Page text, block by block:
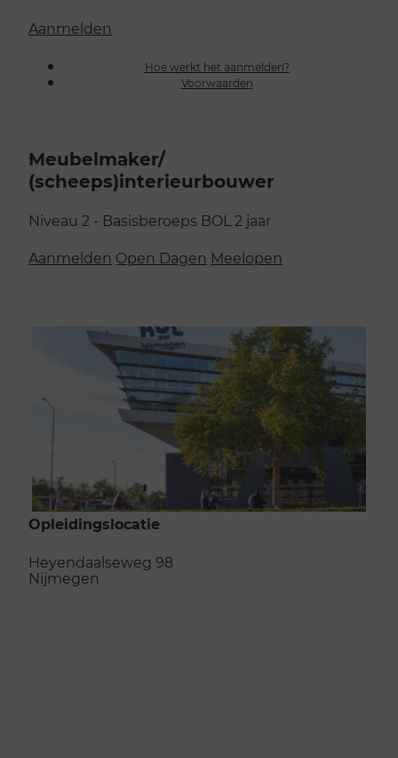
Aanmelden
Hoe werkt het aanmelden?
Voorwaarden
Meubelmaker/​
(scheeps)interieurbouwer
Niveau 2 - Basisberoeps BOL 2 jaar
Aanmelden Open Dagen Meelopen
Opleidingslocatie
Heyendaalseweg 98
Nijmegen